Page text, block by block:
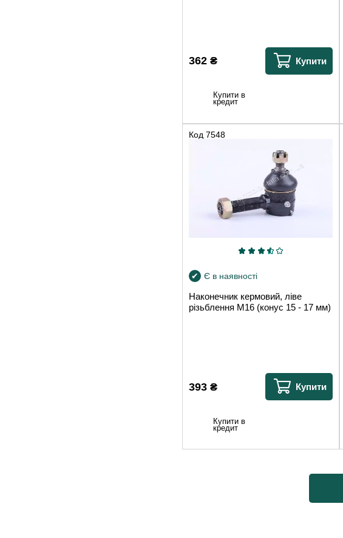
362 ₴ Купити
Купити в
кредит
Код 7548
Є в наявності
Наконечник кермовий, ліве
різьблення М16 (конус 15 - 17 мм)
393 ₴ Купити
Купити в
кредит